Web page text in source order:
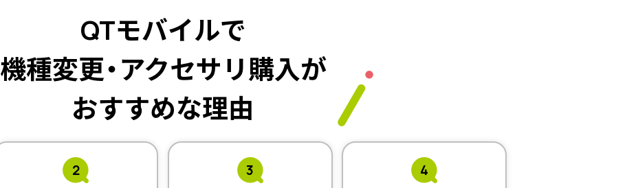
QTモバイルで
機種変更・アクセサリ購入が
おすすめな理由
2 3 4